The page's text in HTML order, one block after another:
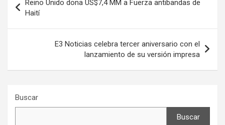
de
entradas
Reino Unido dona US$7,4 MM a Fuerza antibandas de
Haití
E3 Noticias celebra tercer aniversario con el
lanzamiento de su versión impresa
Buscar
Buscar